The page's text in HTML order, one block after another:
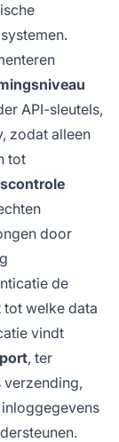
API-sleutels,
zodat alleen
tot
door
de
welke data
vindt
, ter